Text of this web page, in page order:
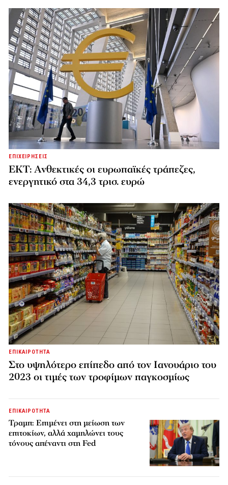
ΕΠΙΧΕΙΡΗΣΕΙΣ
ΕΚΤ: Ανθεκτικές οι ευρωπαϊκές τράπεζες,
ενεργητικό στα 34,3 τρισ. ευρώ
ΕΠΙΚΑΙΡΟΤΗΤΑ
Στο υψηλότερο επίπεδο από τον Ιανουάριο του
2023 οι τιμές των τροφίμων παγκοσμίως
ΕΠΙΚΑΙΡΟΤΗΤΑ
Τραμπ: Επιμένει στη μείωση των
επιτοκίων, αλλά χαμηλώνει τους
τόνους απέναντι στη Fed